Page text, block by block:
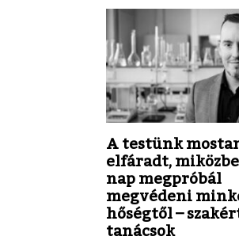
A testünk
elfáradt,
nap megpróbál
megvédeni
hőségtől –
tanácsok